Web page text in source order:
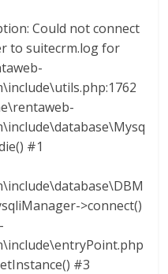
Could not connect
to suitecrm.log for
#1
>connect()
#3